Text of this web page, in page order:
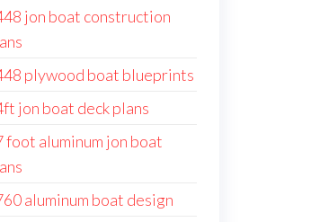
jon boat construction
plywood boat blueprints
jon boat deck plans
foot aluminum jon boat
aluminum boat design